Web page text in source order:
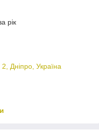
рік
Дніпро, Україна